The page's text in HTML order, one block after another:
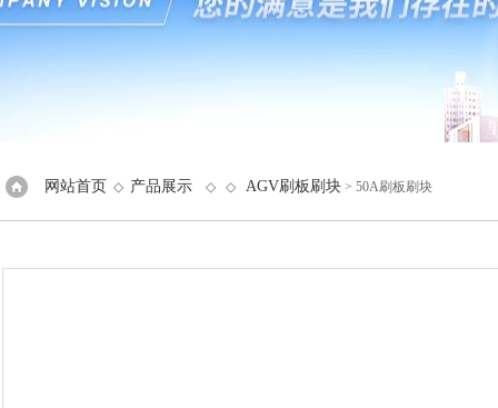
网站首页 ◇ 产品展示 ◇ ◇ AGV刷板刷块 > 50A刷板刷块